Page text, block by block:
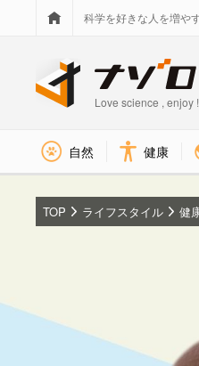
科学を好きな人を増や
Love science , enjoy !
自然 健康
TOP ライフスタイル 健